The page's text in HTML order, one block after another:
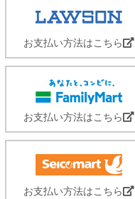
お支払い方法はこちら
お支払い方法はこちら
お支払い方法はこちら